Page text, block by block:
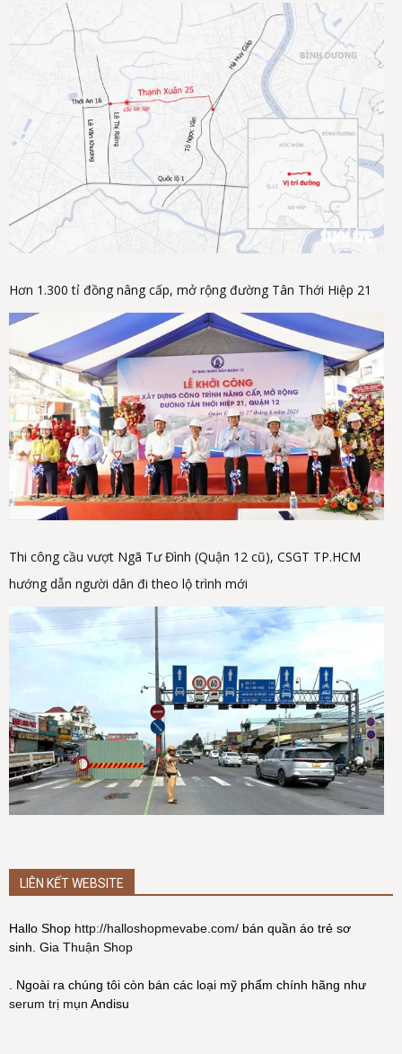
Hơn 1.300 tỉ đồng nâng cấp, mở rộng đường Tân Thới Hiệp 21
Thi công cầu vượt Ngã Tư Đình (Quận 12 cũ), CSGT TP.HCM
hướng dẫn người dân đi theo lộ trình mới
LIÊN KẾT WEBSITE
Hallo Shop http://halloshopmevabe.com/ bán quần áo trẻ sơ
sinh. Gia Thuận Shop
. Ngoài ra chúng tôi còn bán các loại mỹ phẩm chính hãng như
serum trị mụn Andisu